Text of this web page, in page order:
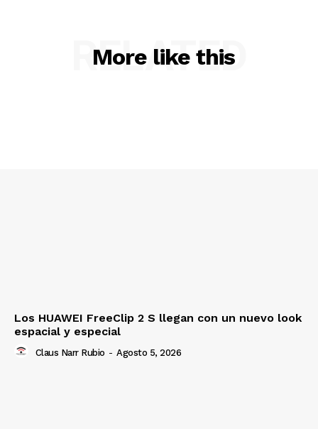
More like this
RELATED
Los HUAWEI FreeClip 2 S llegan con un nuevo look
espacial y especial
Claus Narr Rubio - Agosto 5, 2026